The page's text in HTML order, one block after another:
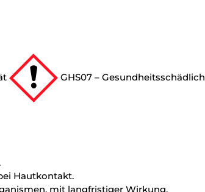
GHS07 – Gesundheitsschädlich
Hautkontakt.
mit langfristiger Wirkung.